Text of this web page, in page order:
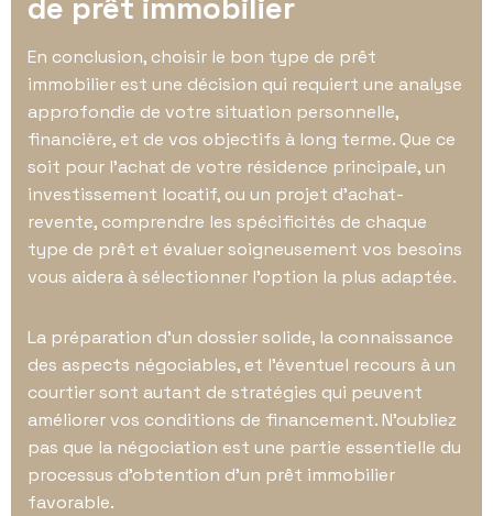
de prêt immobilier
En conclusion, choisir le bon type de prêt
immobilier est une décision qui requiert une analyse
approfondie de votre situation personnelle,
financière, et de vos objectifs à long terme. Que ce
soit pour l’achat de votre résidence principale, un
investissement locatif, ou un projet d’achat-
revente, comprendre les spécificités de chaque
type de prêt et évaluer soigneusement vos besoins
vous aidera à sélectionner l’option la plus adaptée.
La préparation d’un dossier solide, la connaissance
des aspects négociables, et l’éventuel recours à un
courtier sont autant de stratégies qui peuvent
améliorer vos conditions de financement. N’oubliez
pas que la négociation est une partie essentielle du
processus d’obtention d’un prêt immobilier
favorable.